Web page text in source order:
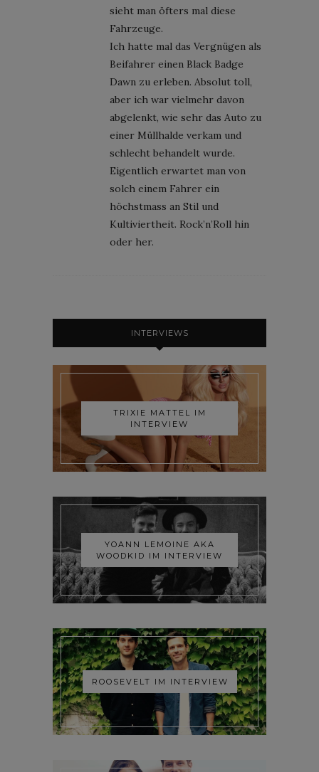
sieht man öfters mal diese
Fahrzeuge.
Ich hatte mal das Vergnügen als
Beifahrer einen Black Badge
Dawn zu erleben. Absolut toll,
aber ich war vielmehr davon
abgelenkt, wie sehr das Auto zu
einer Müllhalde verkam und
schlecht behandelt wurde.
Eigentlich erwartet man von
solch einem Fahrer ein
höchstmass an Stil und
Kultiviertheit. Rock’n’Roll hin
oder her.
INTERVIEWS
TRIXIE MATTEL IM
INTERVIEW
YOANN LEMOINE AKA
WOODKID IM INTERVIEW
ROOSEVELT IM INTERVIEW